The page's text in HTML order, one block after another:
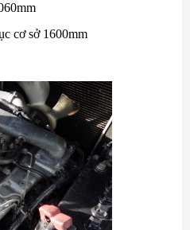
cơ sở 1600mm